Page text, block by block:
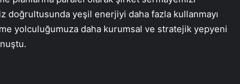
yeşil enerjiyi daha fazla kullanmayı
yolculuğumuza daha kurumsal ve stratejik yepyeni